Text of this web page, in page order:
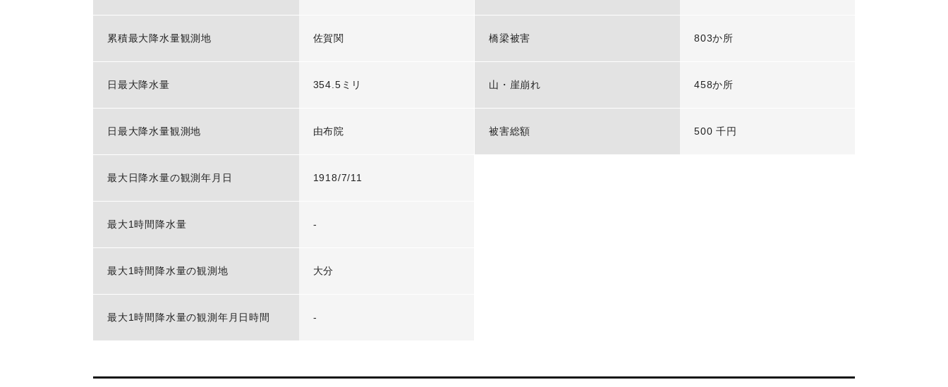
累積最大降水量観測地 佐賀関
日最大降水量 354.5ミリ
日最大降水量観測地 由布院
最大日降水量の観測年月日 1918/7/11
最大1時間降水量 -
最大1時間降水量の観測地 大分
最大1時間降水量の観測年月日時間 -
橋梁被害 803か所
山・崖崩れ 458か所
被害総額 500 千円